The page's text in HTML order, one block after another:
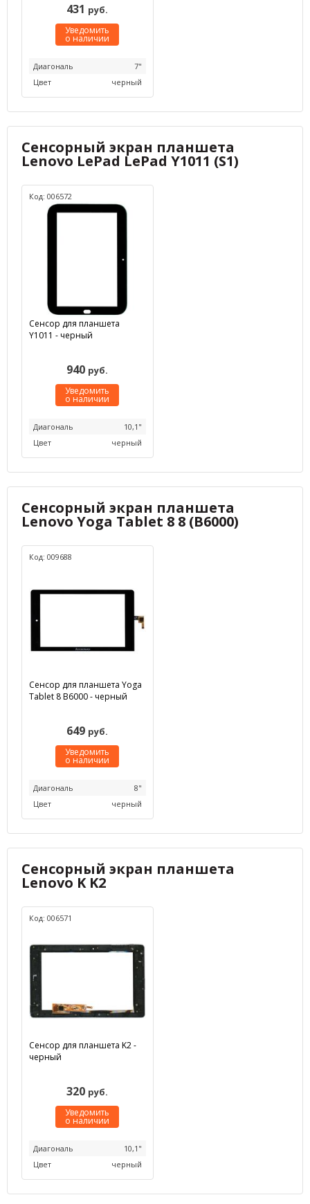
431 руб.
Уведомить
о наличии
Диагональ
7"
Цвет
черный
Сенсорный экран планшета
Lenovo LePad LePad Y1011 (S1)
Код: 006572
Сенсор для планшета
Y1011 - черный
940 руб.
Уведомить
о наличии
Диагональ
10,1"
Цвет
черный
Сенсорный экран планшета
Lenovo Yoga Tablet 8 8 (B6000)
Код: 009688
Сенсор для планшета Yoga
Tablet 8 B6000 - черный
649 руб.
Уведомить
о наличии
Диагональ
8"
Цвет
черный
Сенсорный экран планшета
Lenovo K K2
Код: 006571
Сенсор для планшета K2 -
черный
320 руб.
Уведомить
о наличии
Диагональ
10,1"
Цвет
черный